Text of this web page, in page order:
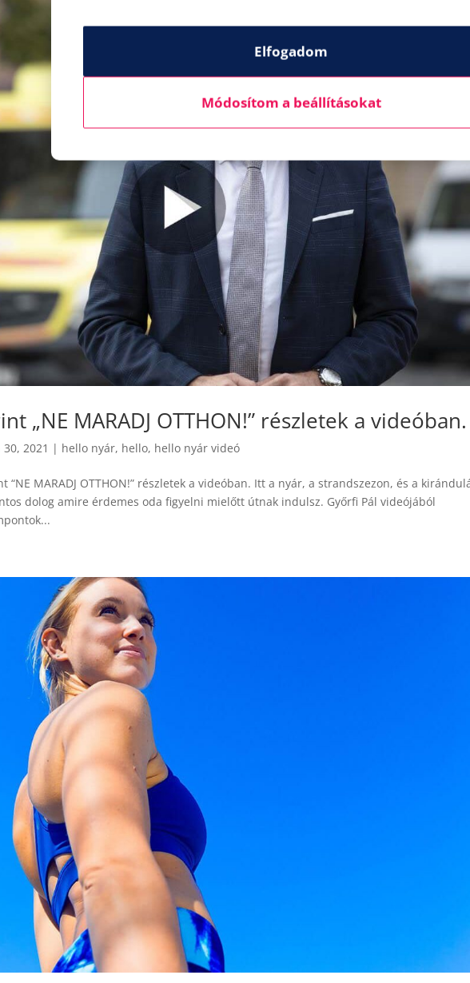
„NE MARADJ OTTHON!” részletek a videóban.
2021 | hello nyár, hello, hello nyár videó
“NE MARADJ OTTHON!” részletek a videóban. Itt a nyár, a strandszezon, és a
dolog amire érdemes oda figyelni mielőtt útnak indulsz. Győrfi Pál videójából
Elfogadom
Módosítom a beállításokat